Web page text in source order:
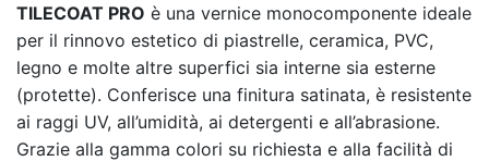
TILECOAT PRO è una vernice monocomponente ideale
per il rinnovo estetico di piastrelle, ceramica, PVC,
legno e molte altre superfici sia interne sia esterne
(protette). Conferisce una finitura satinata, è resistente
ai raggi UV, all’umidità, ai detergenti e all’abrasione.
Grazie alla gamma colori su richiesta e alla facilità di